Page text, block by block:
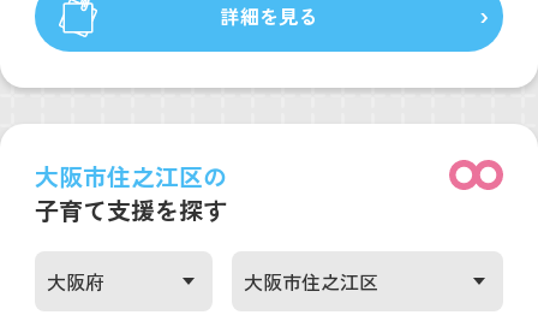
詳細を見る
大阪市住之江区の
子育て支援を探す